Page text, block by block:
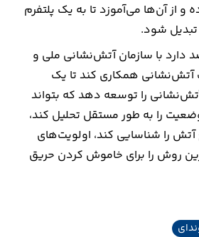
و از آن‌ها می‌آموزد تا به یک پلتفرم
تبدیل شود.
دارد با سازمان آتش‌نشانی ملی و
همکاری کند تا یک
را توسعه دهد که بتواند
را به ‌طور مستقل تحلیل کند،
آتش را شناسایی کند، اولویت‌های
روش را برای خاموش کردن حریق